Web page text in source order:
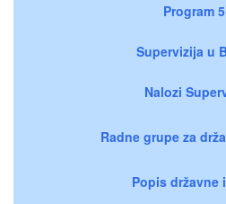
Program
Supervizija u
Nalozi
Radne grupe za
Popis državne